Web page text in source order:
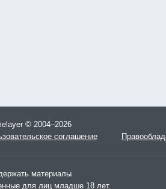
© 2004–2026
соглашение
материалы
для лиц младше 18 лет.